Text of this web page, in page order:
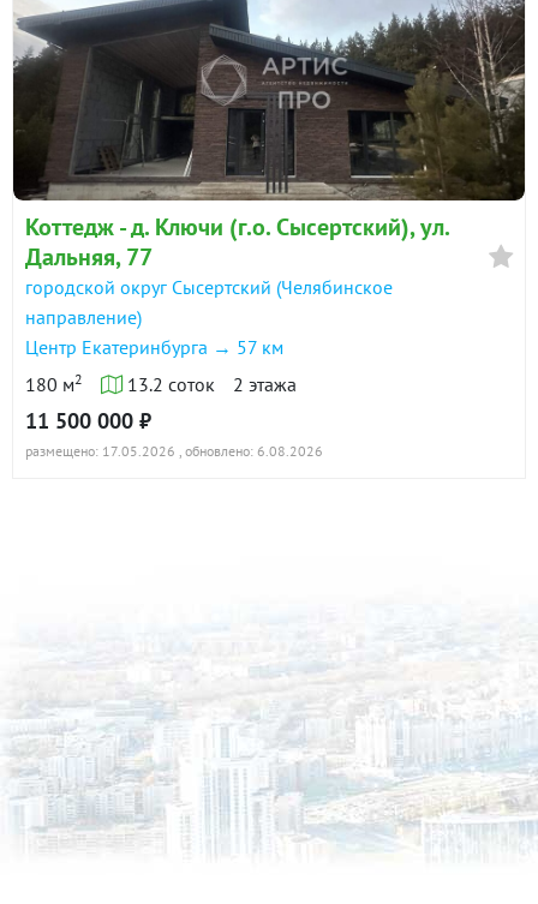
Коттедж - д. Ключи (г.о. Сысертский), ул.
Дальняя, 77
городской округ Сысертский (Челябинское
направление)
Центр Екатеринбурга → 57 км
180 м2 13.2 соток 2 этажа
11 500 000 ₽
размещено: 17.05.2026 , обновлено: 6.08.2026